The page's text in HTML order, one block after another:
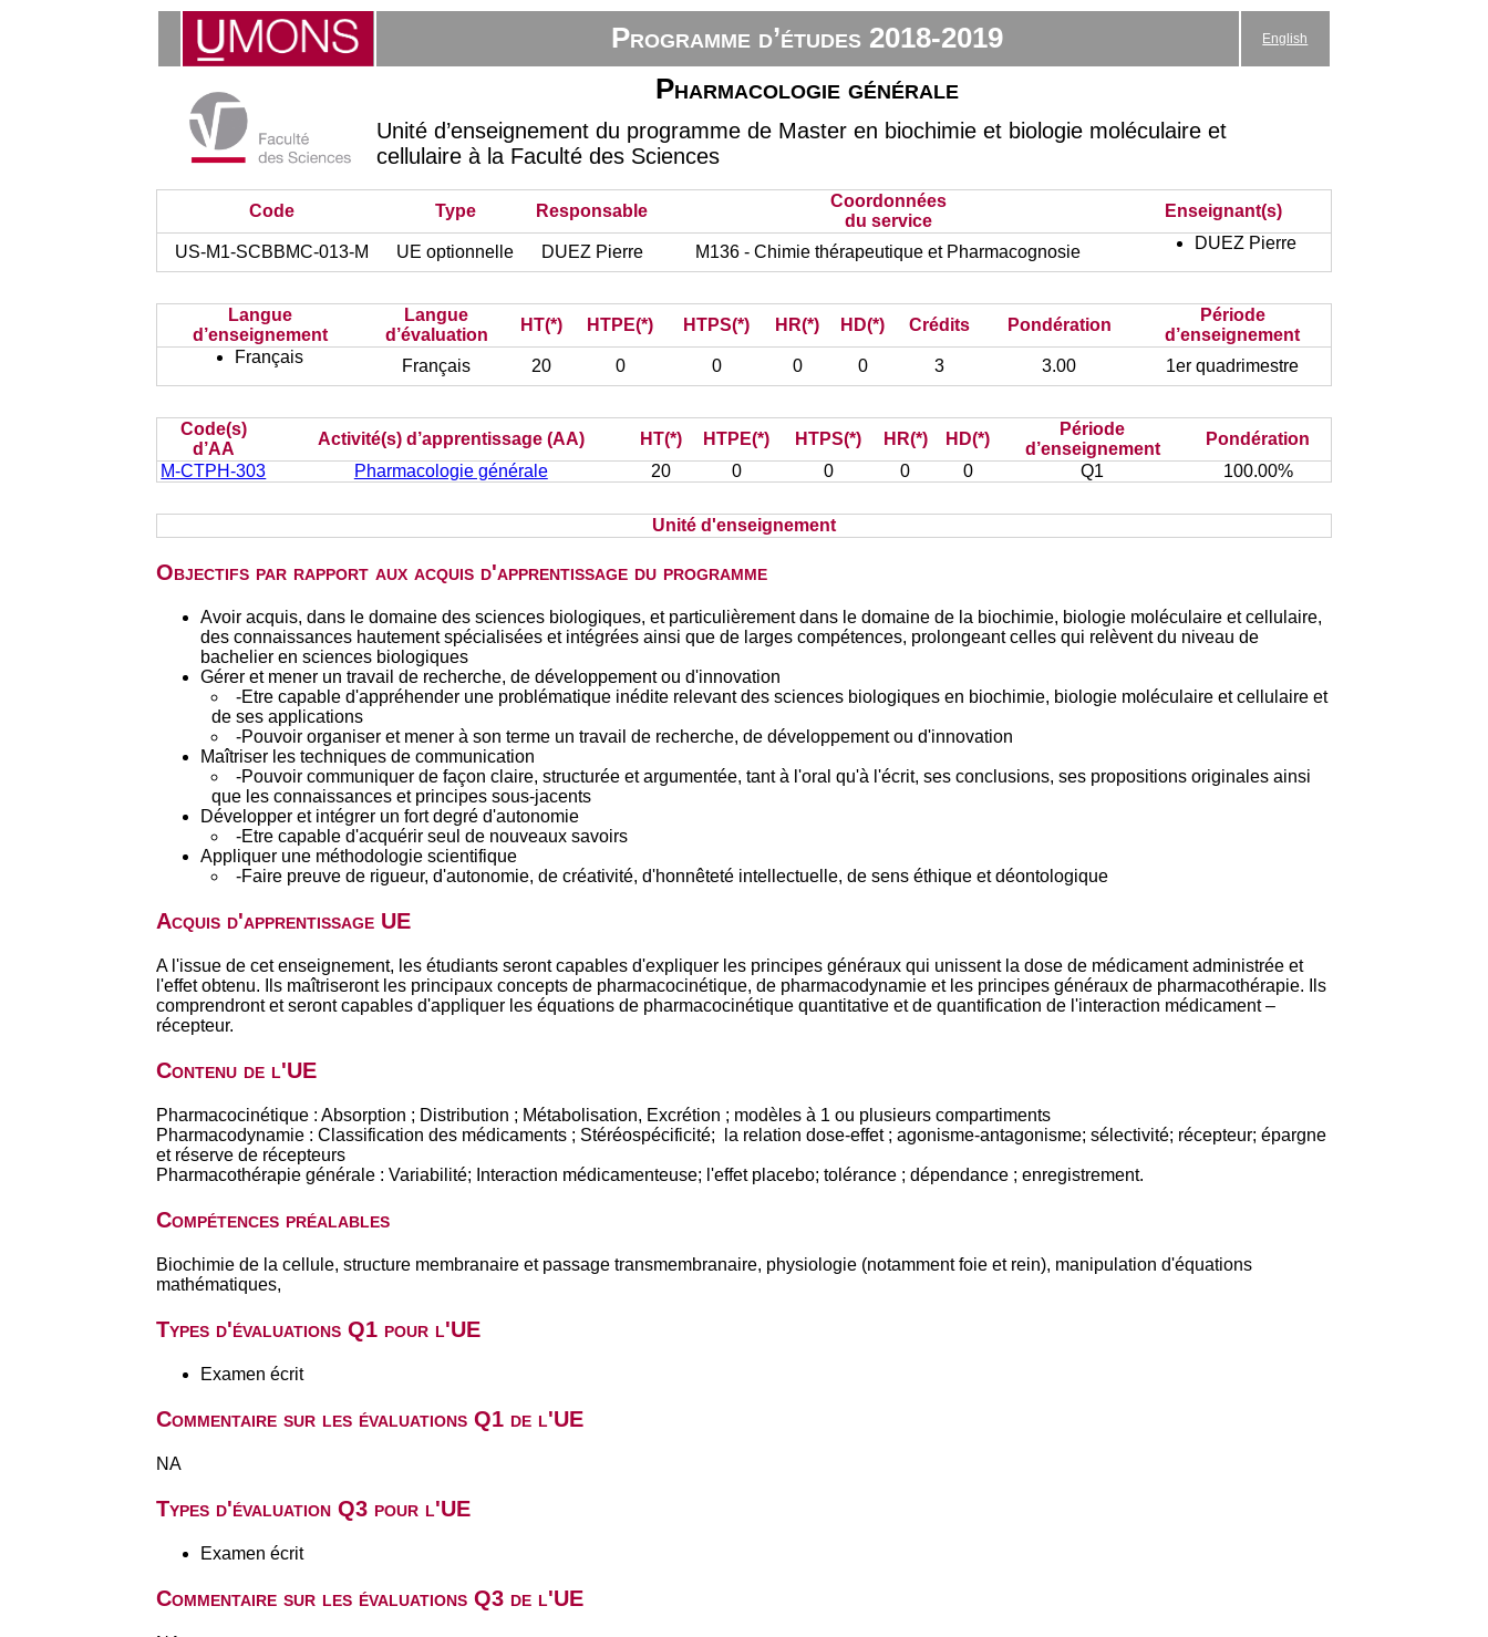
Programme d’études 2018-2019 English
Pharmacologie générale
Unité d’enseignement du programme de Master en biochimie et biologie moléculaire et
cellulaire à la Faculté des Sciences
Code Type Responsable
Coordonnées
du service
Enseignant(s)
US-M1-SCBBMC-013-M UE optionnelle DUEZ Pierre M136 - Chimie thérapeutique et Pharmacognosie DUEZ Pierre
Langue
d’enseignement
Langue
d’évaluation
HT(*) HTPE(*) HTPS(*) HR(*) HD(*) Crédits Pondération
Période
d’enseignement
Français
Français 20 0 0 0 0 3 3.00 1er quadrimestre
Code(s)
d’AA
Activité(s) d’apprentissage (AA) HT(*) HTPE(*) HTPS(*) HR(*) HD(*)
Période
d’enseignement
Pondération
M-CTPH-303
Pharmacologie générale 20 0 0 0 0 Q1 100.00%
Unité d'enseignement
Objectifs par rapport aux acquis d'apprentissage du programme
Avoir acquis, dans le domaine des sciences biologiques, et particulièrement dans le domaine de la biochimie, biologie moléculaire et cellulaire,
des connaissances hautement spécialisées et intégrées ainsi que de larges compétences, prolongeant celles qui relèvent du niveau de
bachelier en sciences biologiques
Gérer et mener un travail de recherche, de développement ou d'innovation
-Etre capable d'appréhender une problématique inédite relevant des sciences biologiques en biochimie, biologie moléculaire et cellulaire et
de ses applications
-Pouvoir organiser et mener à son terme un travail de recherche, de développement ou d'innovation
Maîtriser les techniques de communication
-Pouvoir communiquer de façon claire, structurée et argumentée, tant à l'oral qu'à l'écrit, ses conclusions, ses propositions originales ainsi
que les connaissances et principes sous-jacents
Développer et intégrer un fort degré d'autonomie
-Etre capable d'acquérir seul de nouveaux savoirs
Appliquer une méthodologie scientifique
-Faire preuve de rigueur, d'autonomie, de créativité, d'honnêteté intellectuelle, de sens éthique et déontologique
Acquis d'apprentissage UE
A l'issue de cet enseignement, les étudiants seront capables d'expliquer les principes généraux qui unissent la dose de médicament administrée et
l'effet obtenu. Ils maîtriseront les principaux concepts de pharmacocinétique, de pharmacodynamie et les principes généraux de pharmacothérapie. Ils
comprendront et seront capables d'appliquer les équations de pharmacocinétique quantitative et de quantification de l'interaction médicament –
récepteur.
Contenu de l'UE
Pharmacocinétique : Absorption ; Distribution ; Métabolisation, Excrétion ; modèles à 1 ou plusieurs compartiments
Pharmacodynamie : Classification des médicaments ; Stéréospécificité; la relation dose-effet ; agonisme-antagonisme; sélectivité; récepteur; épargne
et réserve de récepteurs
Pharmacothérapie générale : Variabilité; Interaction médicamenteuse; l'effet placebo; tolérance ; dépendance ; enregistrement.
Compétences préalables
Biochimie de la cellule, structure membranaire et passage transmembranaire, physiologie (notamment foie et rein), manipulation d'équations
mathématiques,
Types d'évaluations Q1 pour l'UE
Examen écrit
Commentaire sur les évaluations Q1 de l'UE
NA
Types d'évaluation Q3 pour l'UE
Examen écrit
Commentaire sur les évaluations Q3 de l'UE